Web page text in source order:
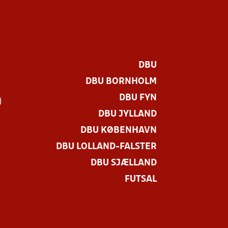
DBU
DBU BORNHOLM
DBU FYN
DBU JYLLAND
DBU KØBENHAVN
DBU LOLLAND-FALSTER
DBU SJÆLLAND
FUTSAL